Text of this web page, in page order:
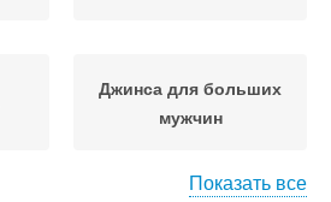
Джинса для больших
мужчин
Показать все